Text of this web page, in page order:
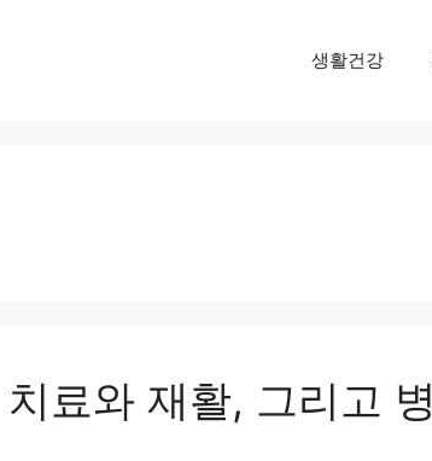
생활건강
료와 재활, 그리고 병